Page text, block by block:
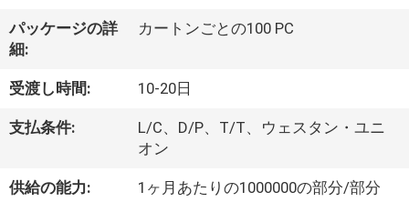
つ
い
て
工
パッケージの詳
細:
カートンごとの100 PC
受渡し時間: 10-20日
支払条件:
L/C、D/P、T/T、ウェスタン・ユニ
オン
供給の能力: 1ヶ月あたりの1000000の部分/部分